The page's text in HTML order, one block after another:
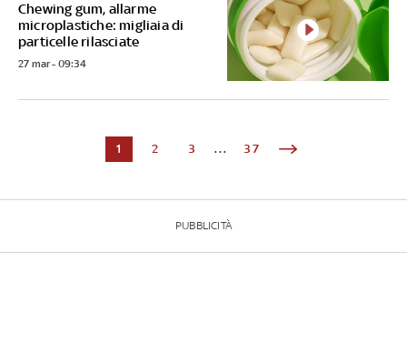
Chewing gum, allarme
microplastiche: migliaia di
particelle rilasciate
27 mar - 09:34
1 2 3 ... 37
PUBBLICITÀ